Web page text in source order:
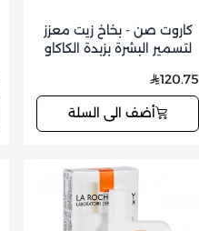
كاروت صن - بخاخ زيت معزز
لتسمير البشرة بزبدة الكاكاو
120.75
أضف الى السلة